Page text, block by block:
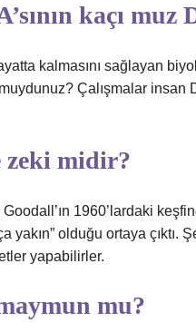
kaçı muz
kalmasını sağlayan
Çalışmalar insan
zeki midir?
1960’lardaki
yakın” olduğu ortaya
yapabilirler.
mu?